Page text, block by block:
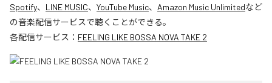
Spotify、 LINE MUSIC、 YouTube Music、 Amazon Music Unlimitedなど
の音楽配信サービスで聴くことができる。
各配信サービス： FEELING LIKE BOSSA NOVA TAKE 2